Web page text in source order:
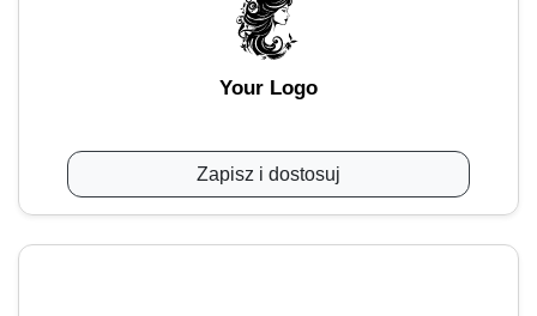
Your Logo
Zapisz i dostosuj